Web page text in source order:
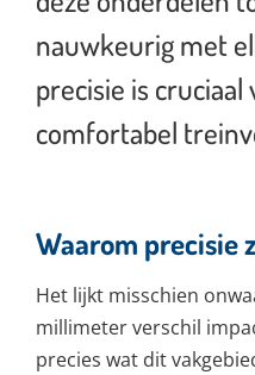
nauwkeurig met
precisie is cruciaal
comfortabel
Waarom precisie
Het lijkt misschien
millimeter verschil
precies wat dit